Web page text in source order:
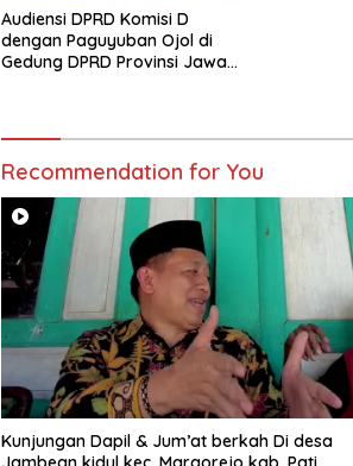
Audiensi DPRD Komisi D
dengan Paguyuban Ojol di
Gedung DPRD Provinsi Jawa
Recommendation for You
Kunjungan Dapil & Jum’at berkah Di desa